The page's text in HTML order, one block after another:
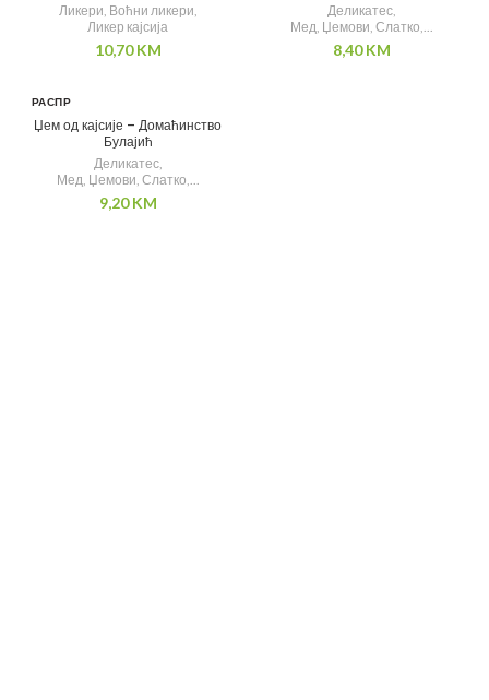
Ликери, Воћни ликери,
Ликер кајсија
10,70KM
Деликатес,
Мед, Џемови, Слатко,...
8,40KM
РАСПР
О
Џем од кајсије – Домаћинство
Булајић
Деликатес,
Мед, Џемови, Слатко,...
9,20KM